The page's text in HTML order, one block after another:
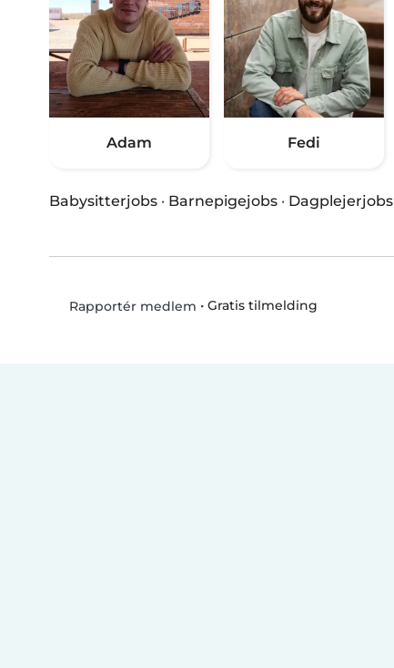
Adam Fedi
Babysitterjobs · Barnepigejobs · Dagplejerjobs
Rapportér medlem • Gratis tilmelding